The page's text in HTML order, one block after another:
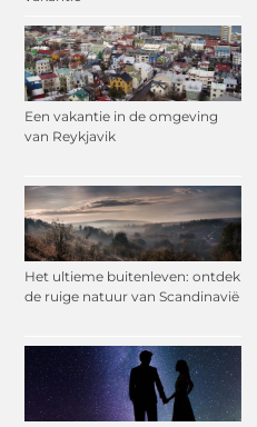
Een vakantie in de omgeving
van Reykjavik
Het ultieme buitenleven: ontdek
de ruige natuur van Scandinavië